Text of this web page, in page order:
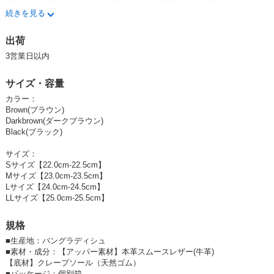
ます。
【ボロネーゼ製法】とは
その分足を包み込むような柔らかさ・足に吸い付く反り返りの良さ・長時
間の歩行に適しているといったたくさんの利点があります。
靴を見た時にあったかな気持ちになる。
靴から様々な事を感じてほしいと願いを込めたシューズブランドです。
素材やデザインは勿論の事、製法にも徹底的にこだわっており、
履き心地や歩きやすさも折り紙付きです。
FeeLの靴は主にボロネーゼ製法とプラットフォーム製法という製法で作
二つの製法はとても作業工程の多い製法でコストや手間はかかりますがそ
の分、
足を包み込むような柔らかさ
足に吸い付く反り返りの良さ
長時間の歩行に適しているといった沢山の利点があります。
続きを見る
出荷
3営業日以内
サイズ・容量
カラー：
Brown(ブラウン)
Darkbrown(ダークブラウン)
Black(ブラック)
サイズ：
Sサイズ【22.0cm-22.5cm】
Mサイズ【23.0cm-23.5cm】
Lサイズ【24.0cm-24.5cm】
LLサイズ【25.0cm-25.5cm】
規格
■生産地：バングラディシュ
■素材・成分：【アッパー素材】本革スムースレザー(牛革)
【底材】クレープソール（天然ゴム）